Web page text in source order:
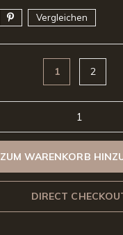
Vergleichen
1 2
ZUM WARENKORB
DIRECT